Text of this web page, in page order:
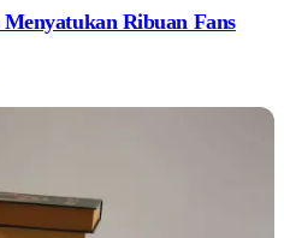
Ribuan Fans